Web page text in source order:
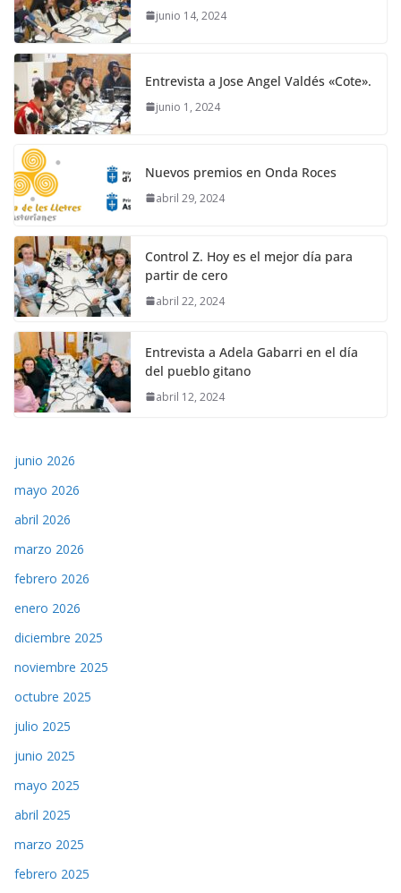
junio 14, 2024
Entrevista a Jose Angel Valdés «Cote».
junio 1, 2024
Nuevos premios en Onda Roces
abril 29, 2024
Control Z. Hoy es el mejor día para
partir de cero
abril 22, 2024
Entrevista a Adela Gabarri en el día
del pueblo gitano
abril 12, 2024
junio 2026
mayo 2026
abril 2026
marzo 2026
febrero 2026
enero 2026
diciembre 2025
noviembre 2025
octubre 2025
julio 2025
junio 2025
mayo 2025
abril 2025
marzo 2025
febrero 2025